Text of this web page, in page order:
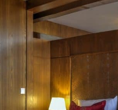
votre départ en Iran